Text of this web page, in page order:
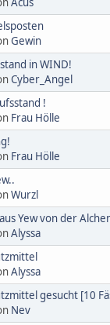
Gewin
in WIND!
Cyber_Angel
!
Frau Hölle
Frau Hölle
Wurzl
Yew von der
Alyssa
Alyssa
gesucht [10
Nev